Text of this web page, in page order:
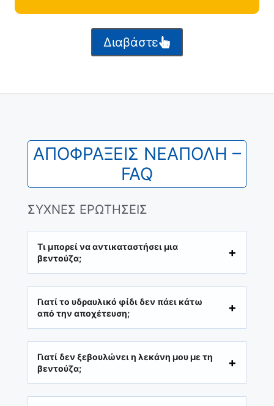
Διαβάστε
ΑΠΟΦΡΑΞΕΙΣ ΝΕΑΠΟΛΗ –
FAQ
ΣΥΧΝΕΣ ΕΡΩΤΗΣΕΙΣ
Τι μπορεί να αντικαταστήσει μια
βεντούζα;
Γιατί το υδραυλικό φίδι δεν πάει κάτω
από την αποχέτευση;
Γιατί δεν ξεβουλώνει η λεκάνη μου με τη
βεντούζα;